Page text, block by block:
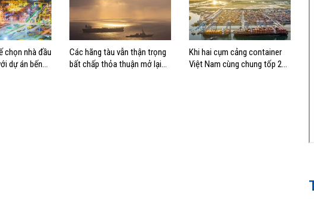
chọn nhà đầu
dự án bến
Các hãng tàu vẫn thận trọng
bất chấp thỏa thuận mở lại
Khi hai cụm cảng container
Việt Nam cùng chung tốp 20